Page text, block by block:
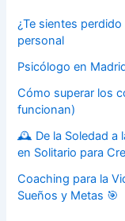
¿Te sientes
personal
Psicólogo en
Cómo superar los
funcionan)
🕰️ De la Soledad a
en Solitario para
Coaching para la
Sueños y Metas 🎯